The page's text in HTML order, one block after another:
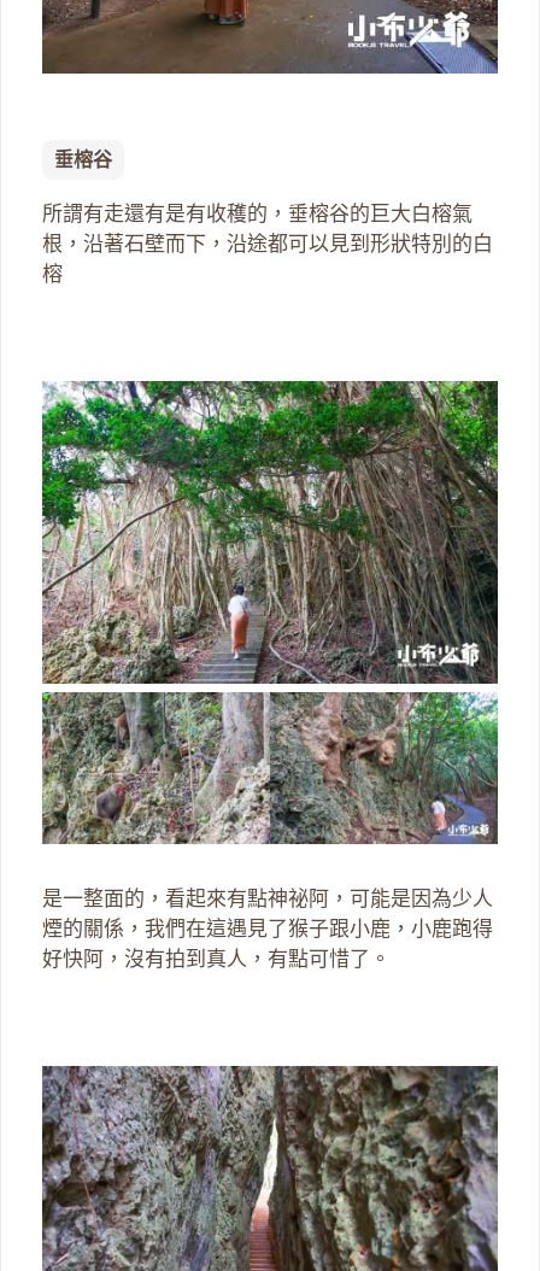
垂榕谷
所謂有走還有是有收穫的，垂榕谷的巨大白榕氣
根，沿著石壁而下，沿途都可以見到形狀特別的白
榕
是一整面的，看起來有點神祕阿，可能是因為少人
煙的關係，我們在這遇見了猴子跟小鹿，小鹿跑得
好快阿，沒有拍到真人，有點可惜了。